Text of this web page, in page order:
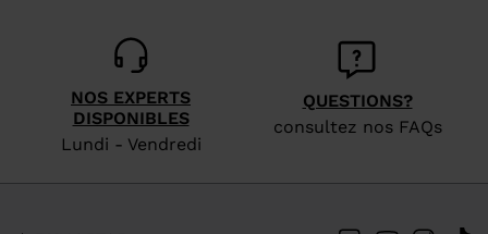
NOS EXPERTS
DISPONIBLES
Lundi - Vendredi
QUESTIONS?
consultez nos FAQs